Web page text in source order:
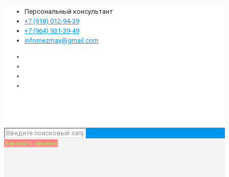
Персональный консультант
+7 (918) 012-94-39
+7 (964) 931-39-49
infomezmay@gmail.com
Заказать звонок